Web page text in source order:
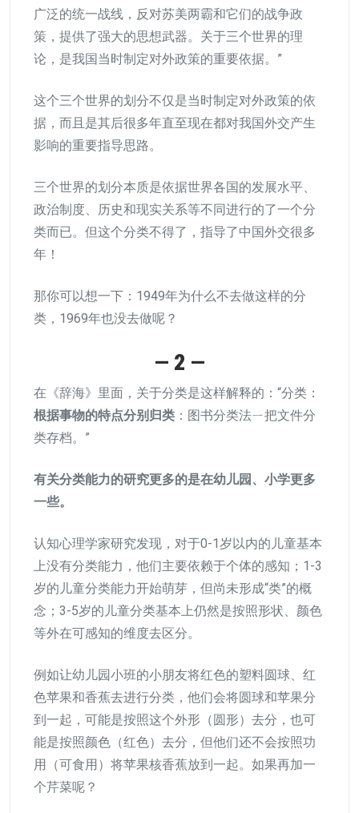
广泛的统一战线，反对苏美两霸和它们的战争政
策，提供了强大的思想武器。关于三个世界的理
论，是我国当时制定对外政策的重要依据。”
这个三个世界的划分不仅是当时制定对外政策的依
据，而且是其后很多年直至现在都对我国外交产生
影响的重要指导思路。
三个世界的划分本质是依据世界各国的发展水平、
政治制度、历史和现实关系等不同进行的了一个分
类而已。但这个分类不得了，指导了中国外交很多
年！
那你可以想一下：1949年为什么不去做这样的分
类，1969年也没去做呢？
— 2 —
在《辞海》里面，关于分类是这样解释的：“分类：
根据事物的特点分别归类 ：图书分类法ㄧ把文件分
类存档。”
有关分类能力的研究更多的是在幼儿园、小学更多
一些。
认知心理学家研究发现，对于0-1岁以内的儿童基本
上没有分类能力，他们主要依赖于个体的感知；1-3
岁的儿童分类能力开始萌芽，但尚未形成“类”的概
念；3-5岁的儿童分类基本上仍然是按照形状、颜色
等外在可感知的维度去区分。
例如让幼儿园小班的小朋友将红色的塑料圆球、红
色苹果和香蕉去进行分类，他们会将圆球和苹果分
到一起，可能是按照这个外形（圆形）去分，也可
能是按照颜色（红色）去分，但他们还不会按照功
用（可食用）将苹果核香蕉放到一起。如果再加一
个芹菜呢？